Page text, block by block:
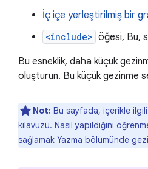
İç içe yerleştirilmiş bir
<include> öğesi, Bu,
Bu esneklik, daha küçük
oluşturun. Bu küçük gezinme
Not: Bu sayfada, içerikle
kılavuzu. Nasıl yapıldığını
sağlamak Yazma bölümünde